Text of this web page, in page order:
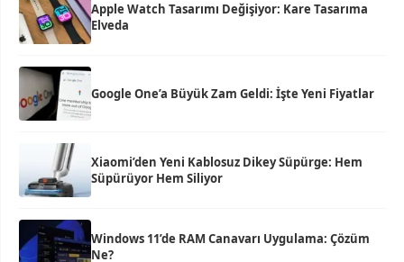
Apple Watch Tasarımı Değişiyor: Kare Tasarıma
Elveda
Google One’a Büyük Zam Geldi: İşte Yeni Fiyatlar
Xiaomi’den Yeni Kablosuz Dikey Süpürge: Hem
Süpürüyor Hem Siliyor
Windows 11’de RAM Canavarı Uygulama: Çözüm
Ne?